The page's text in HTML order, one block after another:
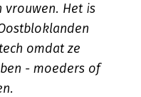
vrouwen. Het is
omdat ze
- moeders of